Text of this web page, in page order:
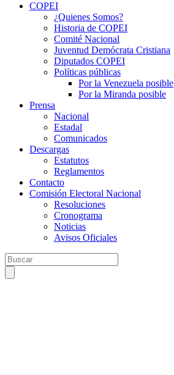
COPEI
¿Quienes Somos?
Historia de COPEI
Comité Nacional
Juventud Demócrata Cristiana
Diputados COPEI
Políticas públicas
Por la Venezuela posible
Por la Miranda posible
Prensa
Nacional
Estadal
Comunicados
Descargas
Estatutos
Reglamentos
Contacto
Comisión Electoral Nacional
Resoluciones
Cronograma
Noticias
Avisos Oficiales